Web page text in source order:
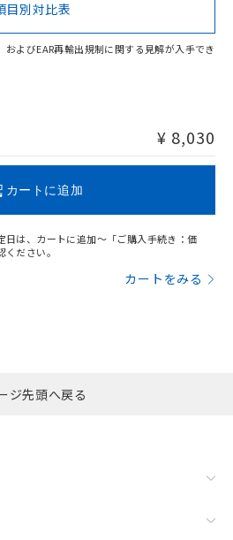
する可能性があります。
目別対比表
よびEAR再輸出規制に関する見解が入手でき
¥ 8,030
カートに追加
日は、カートに追加～「ご購入手続き：価
ださい。
カートをみる
ジ先頭へ戻る